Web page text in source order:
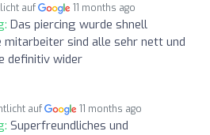
auf 11 months ago
Das piercing wurde shnell
sind alle sehr nett und
definitiv wider
auf 11 months ago
Superfreundliches und